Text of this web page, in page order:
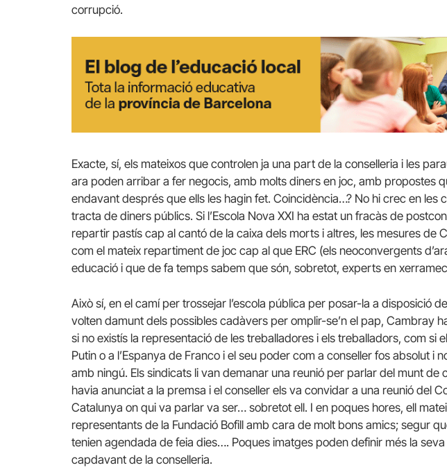
corrupció.
Exacte, sí, els mateixos que controlen ja una part de la conselleria i les
ara poden arribar a fer negocis, amb molts diners en joc, amb propostes
endavant després que ells les hagin fet. Coincidència…? No hi crec en les
tracta de diners públics. Si l’Escola Nova XXI ha estat un fracàs de
repartir pastís cap al cantó de la caixa dels morts i altres, les mesures de
com el mateix repartiment de joc cap al que ERC (els neoconvergents
educació i que de fa temps sabem que són, sobretot, experts en
Això sí, en el camí per trossejar l’escola pública per posar-la a disposició
volten damunt dels possibles cadàvers per omplir-se’n el pap, Cambray
si no existís la representació de les treballadores i els treballadors, com si
Putin o a l’Espanya de Franco i el seu poder com a conseller fos absolut i
amb ningú. Els sindicats li van demanar una reunió per parlar del munt de
havia anunciat a la premsa i el conseller els va convidar a una reunió del
Catalunya on qui va parlar va ser… sobretot ell. I en poques hores, ell
representants de la Fundació Bofill amb cara de molt bons amics; segur
tenien agendada de feia dies…. Poques imatges poden definir més la
capdavant de la conselleria.